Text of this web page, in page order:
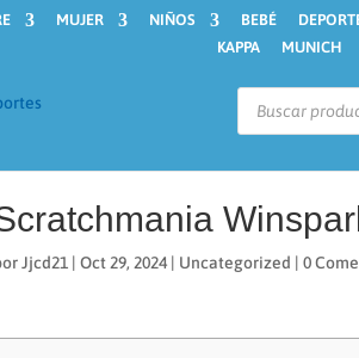
MUJER NIÑOS BEBÉ
KAPPA
MUNICH
Búsqueda
Jjcd21 |Oct 29, 2024 | Uncategorized |0